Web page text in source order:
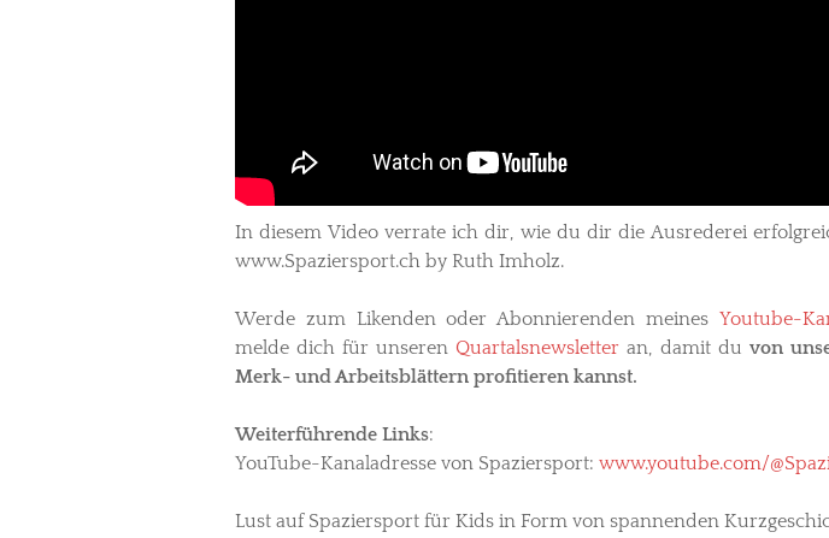
In diesem Video verrate ich dir, wie du dir die Ausrederei
www.Spaziersport.ch by Ruth Imholz.
Werde zum Likenden oder Abonnierenden meines Youtube-
melde dich für unseren Quartalsnewsletter an, damit du von
Merk- und Arbeitsblättern profitieren kannst.
Weiterführende Links:
YouTube-Kanaladresse von Spaziersport: www.youtube.com/
Lust auf Spaziersport für Kids in Form von spannenden